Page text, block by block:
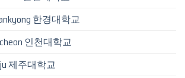
한경대학교
인천대학교
제주대학교